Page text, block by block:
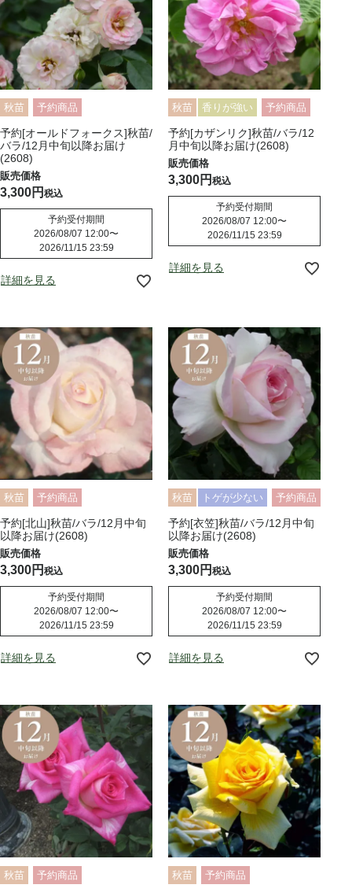
秋苗 予約商品
予約[オールドフォークス]秋苗/
バラ/12月中旬以降お届け
(2608)
3,300 税込
予約受付期間
2026/08/07 12:00〜
2026/11/15 23:59
詳細を見る
秋苗 香りが強い 予約商品
予約[カザンリク]秋苗/バラ/12
月中旬以降お届け(2608)
3,300 税込
予約受付期間
2026/08/07 12:00〜
2026/11/15 23:59
詳細を見る
秋苗 予約商品
予約[北山]秋苗/バラ/12月中旬
以降お届け(2608)
3,300 税込
予約受付期間
2026/08/07 12:00〜
2026/11/15 23:59
詳細を見る
秋苗 トゲが少ない 予約商品
予約[衣笠]秋苗/バラ/12月中旬
以降お届け(2608)
3,300 税込
予約受付期間
2026/08/07 12:00〜
2026/11/15 23:59
詳細を見る
秋苗 予約商品 秋苗 予約商品